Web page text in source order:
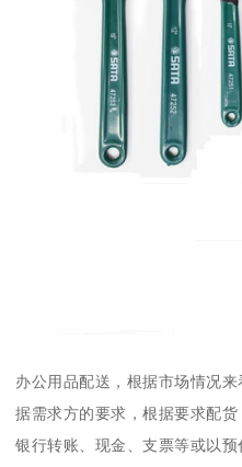
办公用品配送，根据市场情况
据需求方的要求，根据要求配
银行转账、现金、支票等或以